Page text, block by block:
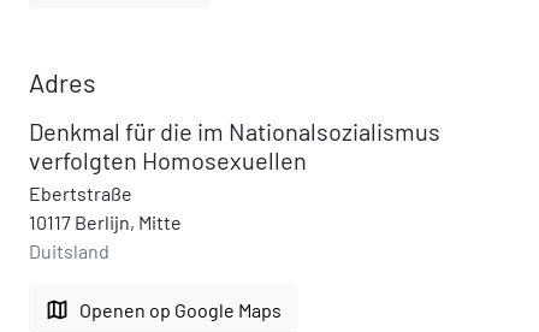
Adres
Denkmal für die im Nationalsozialismus
verfolgten Homosexuellen
Ebertstraße
10117 Berlijn, Mitte
Duitsland
map Openen op Google Maps